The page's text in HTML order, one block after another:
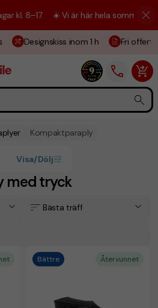
☀️ Vi är här hela sommaren!
Designskiss inom 1 h Fri offert
Kompaktparaply
med tryck
Visa/Dölj
Bästa träff
Återvunnet
Bättre